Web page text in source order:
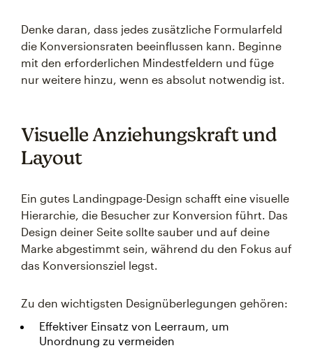
Denke daran, dass jedes zusätzliche Formularfeld
die Konversionsraten beeinflussen kann. Beginne
mit den erforderlichen Mindestfeldern und füge
nur weitere hinzu, wenn es absolut notwendig ist.
Visuelle Anziehungskraft und
Layout
Ein gutes Landingpage-Design schafft eine visuelle
Hierarchie, die Besucher zur Konversion führt. Das
Design deiner Seite sollte sauber und auf deine
Marke abgestimmt sein, während du den Fokus auf
das Konversionsziel legst.
Zu den wichtigsten Designüberlegungen gehören:
Effektiver Einsatz von Leerraum, um
Unordnung zu vermeiden